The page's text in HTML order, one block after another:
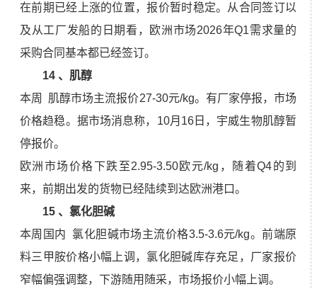
在前期已经上涨的位置，报价暂时稳定。从合同签订以
及从工厂发船的日期看，欧洲市场2026年Q1需求量的
采购合同基本都已经签订。
14 、 肌醇
本周 肌醇市场主流报价27-30元/kg。有厂家停报，市场
价格趋稳。据市场消息称，10月16日，宇威生物肌醇暂
停报价。
欧洲市场价格下跌至2.95-3.50欧元/kg，随着Q4的到
来，前期出发的货物已经陆续到达欧洲港口。
15 、氯化胆碱
本周国内 氯化胆碱市场主流价格3.5-3.6元/kg。前端原
料三甲胺价格小幅上调，氯化胆碱库存充足，厂家报价
窄幅偏强调整，下游随用随采，市场报价小幅上调。